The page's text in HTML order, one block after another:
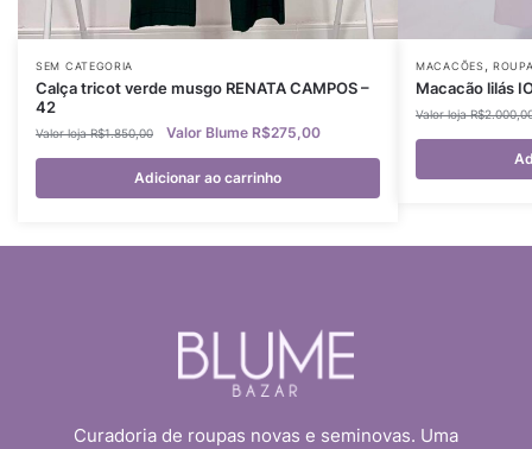
SEM CATEGORIA
Calça tricot verde musgo RENATA CAMPOS –
42
R$1.850,00 R$275,00
Adicionar ao carrinho
MACACÕES ,
Macacão lilás
R$
Curadoria de roupas novas e seminovas. Uma